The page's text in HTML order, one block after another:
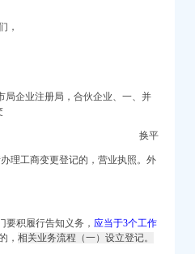
，
企业注册局，合伙企业、一、并
换平
理工商变更登记的，营业执照。外
要积履行告知义务， 应当于3个工作
， 相关业务流程（一）设立登记。